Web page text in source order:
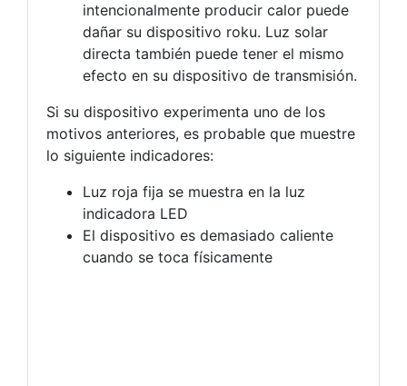
intencionalmente producir calor puede
dañar su dispositivo roku. Luz solar
directa también puede tener el mismo
efecto en su dispositivo de transmisión.
Si su dispositivo experimenta uno de los
motivos anteriores, es probable que muestre
lo siguiente indicadores:
Luz roja fija se muestra en la luz
indicadora LED
El dispositivo es demasiado caliente
cuando se toca físicamente